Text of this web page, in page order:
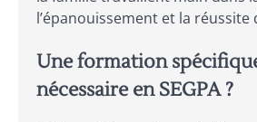
l’épanouissement et la réussite
Une formation
nécessaire en SEGPA ?